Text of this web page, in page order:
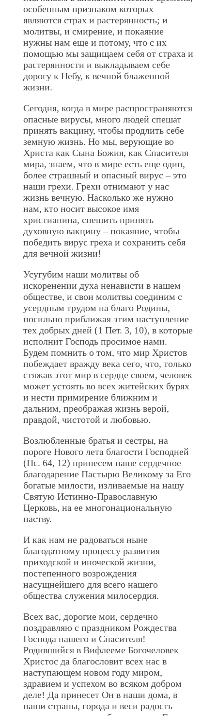
особенным признаком которых
являются страх и растерянность; и
молитвы, и смирение, и покаяние
нужны нам еще и потому, что с их
помощью мы защищаем себя от страха и
растерянности и выкладываем себе
дорогу к Небу, к вечной блаженной
жизни.
Сегодня, когда в мире распространяются
опасные вирусы, много людей спешат
принять вакцину, чтобы продлить себе
земную жизнь. Но мы, верующие во
Христа как Сына Божия, как Спасителя
мира, знаем, что в мире есть еще один,
более страшный и опасный вирус – это
наши грехи. Грехи отнимают у нас
жизнь вечную. Насколько же нужно
нам, кто носит высокое имя
христианина, спешить принять
духовную вакцину – покаяние, чтобы
победить вирус греха и сохранить себя
для вечной жизни!
Усугубим наши молитвы об
искоренении духа ненависти в нашем
обществе, и свои молитвы соединим с
усердным трудом на благо Родины,
посильно приближая этим наступление
тех добрых дней (1 Пет. 3, 10), в которые
исполнит Господь просимое нами.
Будем помнить о том, что мир Христов
побеждает вражду века сего, что, только
стяжав этот мир в сердце своем, человек
может устоять во всех житейских бурях
и нести примирение ближним и
дальним, преображая жизнь верой,
правдой, чистотой и любовью.
Возлюбленные братья и сестры, на
пороге Нового лета благости Господней
(Пс. 64, 12) принесем наше сердечное
благодарение Пастырю Великому за Его
богатые милости, изливаемые на нашу
Святую Истинно-Православную
Церковь, на ее многонациональную
паству.
И как нам не радоваться ныне
благодатному процессу развития
приходской и иноческой жизни,
постепенного возрождения
насущнейшего для всего нашего
общества служения милосердия.
Всех вас, дорогие мои, сердечно
поздравляю с праздником Рождества
Господа нашего и Спасителя!
Родившийся в Вифлееме Богочеловек
Христос да благословит всех нас в
наступающем новом году миром,
здравием и успехом во всяком добром
деле! Да принесет Он в наши дома, в
наши страны, города и веси радость